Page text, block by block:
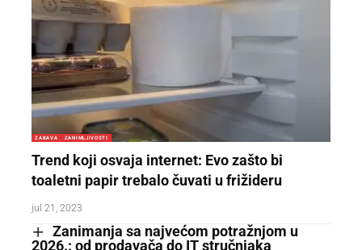
ZABAVA ZANIMLJIVOSTI
Trend koji osvaja internet: Evo zašto bi
toaletni papir trebalo čuvati u frižideru
jul 21, 2023
Zanimanja sa najvećom potražnjom u
2026.: od prodavača do IT stručnjaka